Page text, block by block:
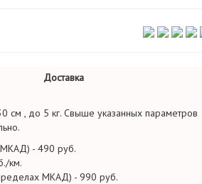
Доставка
см , до 5 кг. Свыше указанных параметров
- 490 руб.
км.
МКАД) - 990 руб.